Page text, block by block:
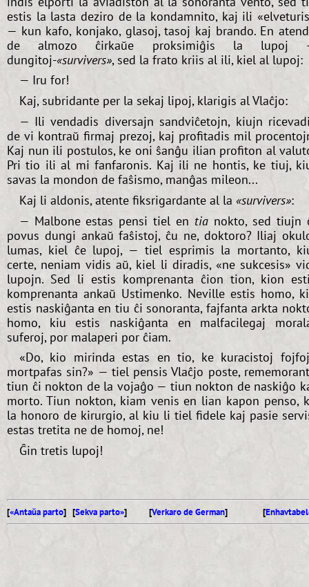
estis la lasta deziro de la kondamnito, kaj ili
— kun kafo, konjako, glasoj, tasoj kaj brando. En
de almozo ĉirkaŭe proksimiĝis la lupoj
dungitoj-«survivers», sed la frato kriis al ili, kiel al lupoj:
— Iru for!
Kaj, subridante per la sekaj lipoj, klarigis al Vlaĉjo:
— Ili vendadis diversajn sandviĉetojn, kiujn
de vi kontraŭ firmaj prezoj, kaj profitadis mil
Kaj nun ili postulos, ke oni ŝanĝu ilian profiton al
Pri tio ili al mi fanfaronis. Kaj ili ne hontis, ke tiuj,
savas la mondon de faŝismo, manĝas mileon...
Kaj li aldonis, atente fiksrigardante al la «survivers»:
— Malbone estas pensi tiel en tia nokto, sed tiujn
povus dungi ankaŭ faŝistoj, ĉu ne, doktoro? Iliaj
lumas, kiel ĉe lupoj, — tiel esprimis la mortanto,
certe, neniam vidis aŭ, kiel li diradis, «ne sukcesis»
lupojn. Sed li estis komprenanta ĉion tion, kion
komprenanta ankaŭ Ustimenko. Neville estis homo,
estis naskiĝanta en tiu ĉi sonoranta, fajfanta arkta
homo, kiu estis naskiĝanta en malfacilegaj
suferoj, por malaperi por ĉiam.
«Do, kio mirinda estas en tio, ke kuracistoj
mortpafas sin?» — tiel pensis Vlaĉjo poste,
tiun ĉi nokton de la vojaĝo — tiun nokton de naskiĝo
morto. Tiun nokton, kiam venis en lian kapon penso,
la honoro de kirurgio, al kiu li tiel fidele kaj pasie
estas tretita ne de homoj, ne!
Ĝin tretis lupoj!
[«Antaŭa parto] [Sekva parto»] [Verkaro de German] [